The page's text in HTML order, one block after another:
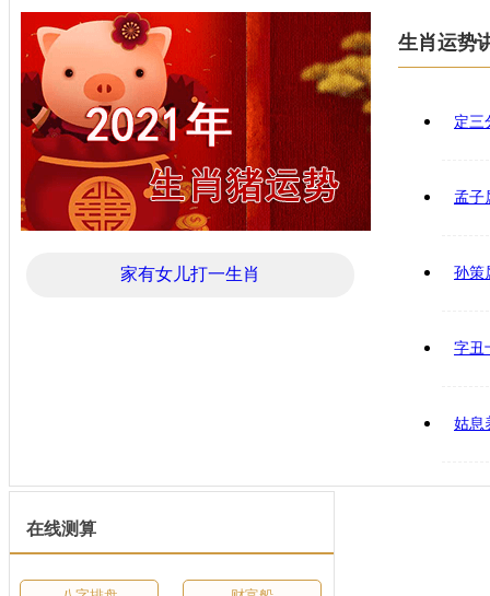
家有女儿打一生肖
生肖运势
定三
孟子
孙策
字丑
姑息
在线测算